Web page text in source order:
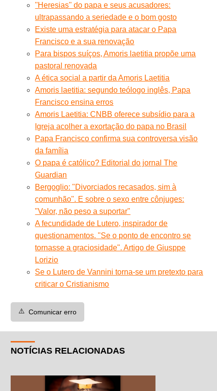
''Heresias'' do papa e seus acusadores:
ultrapassando a seriedade e o bom gosto
Existe uma estratégia para atacar o Papa
Francisco e a sua renovação
Para bispos suíços, Amoris laetitia propõe uma
pastoral renovada
A ética social a partir da Amoris Laetitia
Amoris laetitia: segundo teólogo inglês, Papa
Francisco ensina erros
Amoris Laetitia: CNBB oferece subsídio para a
Igreja acolher a exortação do papa no Brasil
Papa Francisco confirma sua controversa visão
da família
O papa é católico? Editorial do jornal The
Guardian
Bergoglio: "Divorciados recasados, sim à
comunhão". E sobre o sexo entre cônjuges:
"Valor, não peso a suportar"
A fecundidade de Lutero, inspirador de
questionamentos. "Se o ponto de encontro se
tornasse a graciosidade". Artigo de Giusppe
Lorizio
Se o Lutero de Vannini torna-se um pretexto para
criticar o Cristianismo
⚠️ Comunicar erro
NOTÍCIAS RELACIONADAS